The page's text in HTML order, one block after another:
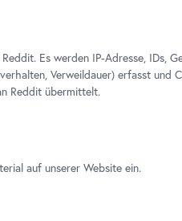
Es werden IP-Adresse, IDs,
Verweildauer) erfasst und
Reddit übermittelt.
auf unserer Website ein.